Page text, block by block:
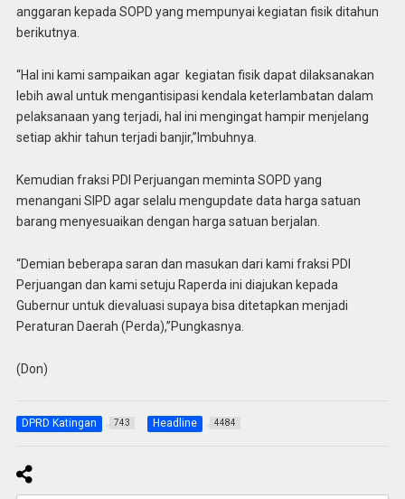
anggaran kepada SOPD yang mempunyai kegiatan fisik ditahun
berikutnya.
“Hal ini kami sampaikan agar kegiatan fisik dapat dilaksanakan
lebih awal untuk mengantisipasi kendala keterlambatan dalam
pelaksanaan yang terjadi, hal ini mengingat hampir menjelang
setiap akhir tahun terjadi banjir,”Imbuhnya.
Kemudian fraksi PDI Perjuangan meminta SOPD yang
menangani SIPD agar selalu mengupdate data harga satuan
barang menyesuaikan dengan harga satuan berjalan.
“Demian beberapa saran dan masukan dari kami fraksi PDI
Perjuangan dan kami setuju Raperda ini diajukan kepada
Gubernur untuk dievaluasi supaya bisa ditetapkan menjadi
Peraturan Daerah (Perda),”Pungkasnya.
(Don)
DPRD Katingan 743 Headline 4484